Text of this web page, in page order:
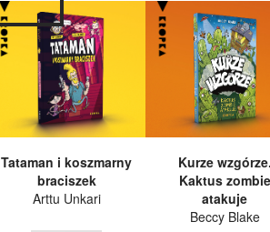
Tataman i koszmarny
braciszek
Arttu Unkari
Kurze
Kaktus zombie
atakuje
Beccy Blake